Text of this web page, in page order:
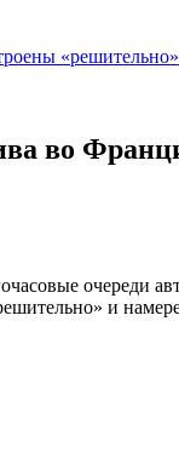
во
очереди
и